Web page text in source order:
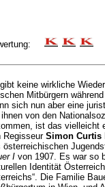
keine wirkliche
Mitbürgern
sich nun aber eine
von den
ist das vielleicht
RegisseurSimon Curtis
österreichischen
Ivon 1907. Es war so
Identität
Die Familie